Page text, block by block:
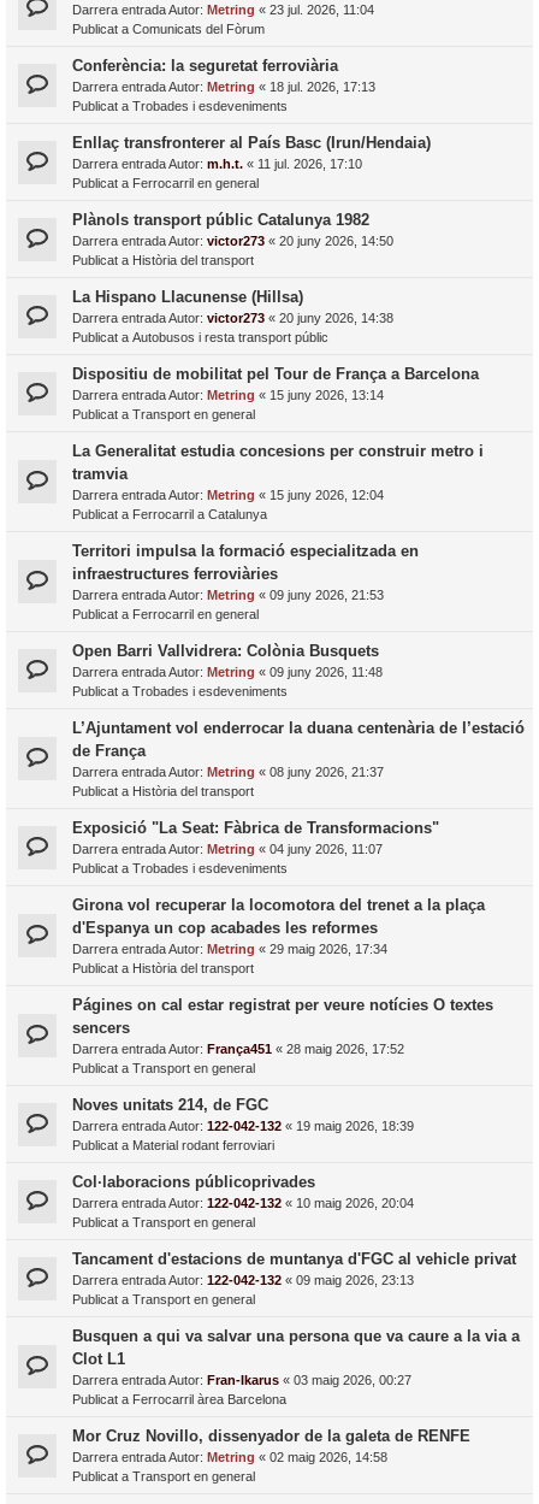
Darrera entrada Autor: Metring « 23 jul. 2026, 11:04
Publicat a Comunicats del Fòrum
Conferència: la seguretat ferroviària
Darrera entrada Autor: Metring « 18 jul. 2026, 17:13
Publicat a Trobades i esdeveniments
Enllaç transfronterer al País Basc (Irun/Hendaia)
Darrera entrada Autor: m.h.t. « 11 jul. 2026, 17:10
Publicat a Ferrocarril en general
Plànols transport públic Catalunya 1982
Darrera entrada Autor: victor273 « 20 juny 2026, 14:50
Publicat a Història del transport
La Hispano Llacunense (Hillsa)
Darrera entrada Autor: victor273 « 20 juny 2026, 14:38
Publicat a Autobusos i resta transport públic
Dispositiu de mobilitat pel Tour de França a Barcelona
Darrera entrada Autor: Metring « 15 juny 2026, 13:14
Publicat a Transport en general
La Generalitat estudia concesions per construir metro i
tramvia
Darrera entrada Autor: Metring « 15 juny 2026, 12:04
Publicat a Ferrocarril a Catalunya
Territori impulsa la formació especialitzada en
infraestructures ferroviàries
Darrera entrada Autor: Metring « 09 juny 2026, 21:53
Publicat a Ferrocarril en general
Open Barri Vallvidrera: Colònia Busquets
Darrera entrada Autor: Metring « 09 juny 2026, 11:48
Publicat a Trobades i esdeveniments
L’Ajuntament vol enderrocar la duana centenària de l’estació
de França
Darrera entrada Autor: Metring « 08 juny 2026, 21:37
Publicat a Història del transport
Exposició "La Seat: Fàbrica de Transformacions"
Darrera entrada Autor: Metring « 04 juny 2026, 11:07
Publicat a Trobades i esdeveniments
Girona vol recuperar la locomotora del trenet a la plaça
d'Espanya un cop acabades les reformes
Darrera entrada Autor: Metring « 29 maig 2026, 17:34
Publicat a Història del transport
Págines on cal estar registrat per veure notícies O textes
sencers
Darrera entrada Autor: França451 « 28 maig 2026, 17:52
Publicat a Transport en general
Noves unitats 214, de FGC
Darrera entrada Autor: 122-042-132 « 19 maig 2026, 18:39
Publicat a Material rodant ferroviari
Col·laboracions públicoprivades
Darrera entrada Autor: 122-042-132 « 10 maig 2026, 20:04
Publicat a Transport en general
Tancament d'estacions de muntanya d'FGC al vehicle privat
Darrera entrada Autor: 122-042-132 « 09 maig 2026, 23:13
Publicat a Transport en general
Busquen a qui va salvar una persona que va caure a la via a
Clot L1
Darrera entrada Autor: Fran-Ikarus « 03 maig 2026, 00:27
Publicat a Ferrocarril àrea Barcelona
Mor Cruz Novillo, dissenyador de la galeta de RENFE
Darrera entrada Autor: Metring « 02 maig 2026, 14:58
Publicat a Transport en general